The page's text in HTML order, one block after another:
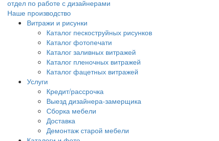
отдел по работе с дизайнерами
Наше производство
Витражи и рисунки
Каталог пескоструйных рисунков
Каталог фотопечати
Каталог заливных витражей
Каталог пленочных витражей
Каталог фацетных витражей
Услуги
Кредит/рассрочка
Выезд дизайнера-замерщика
Сборка мебели
Доставка
Демонтаж старой мебели